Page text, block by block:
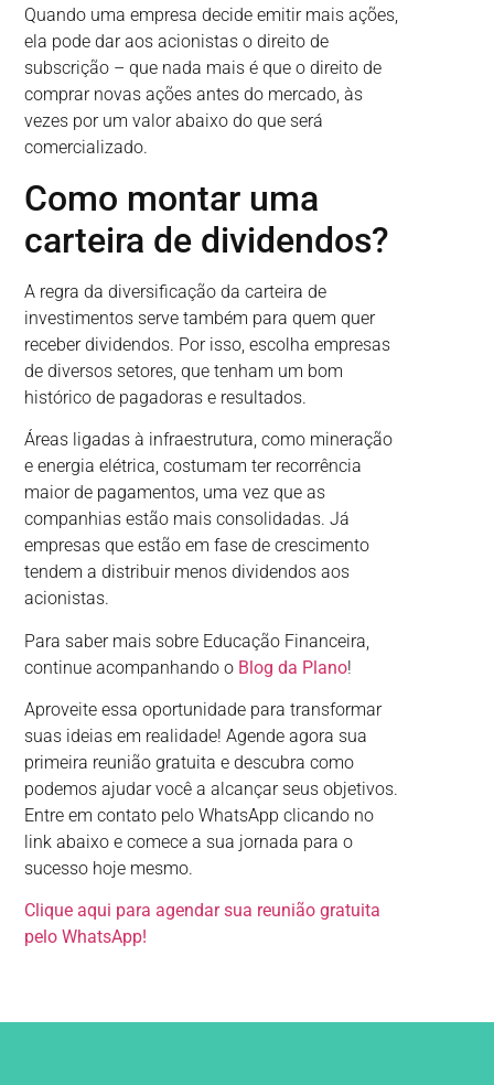
Quando uma empresa decide emitir mais ações,
ela pode dar aos acionistas o direito de
subscrição – que nada mais é que o direito de
comprar novas ações antes do mercado, às
vezes por um valor abaixo do que será
comercializado.
Como montar uma
carteira de dividendos?
A regra da diversificação da carteira de
investimentos serve também para quem quer
receber dividendos. Por isso, escolha empresas
de diversos setores, que tenham um bom
histórico de pagadoras e resultados.
Áreas ligadas à infraestrutura, como mineração
e energia elétrica, costumam ter recorrência
maior de pagamentos, uma vez que as
companhias estão mais consolidadas. Já
empresas que estão em fase de crescimento
tendem a distribuir menos dividendos aos
acionistas.
Para saber mais sobre Educação Financeira,
continue acompanhando o Blog da Plano!
Aproveite essa oportunidade para transformar
suas ideias em realidade! Agende agora sua
primeira reunião gratuita e descubra como
podemos ajudar você a alcançar seus objetivos.
Entre em contato pelo WhatsApp clicando no
link abaixo e comece a sua jornada para o
sucesso hoje mesmo.
Clique aqui para agendar sua reunião gratuita
pelo WhatsApp!